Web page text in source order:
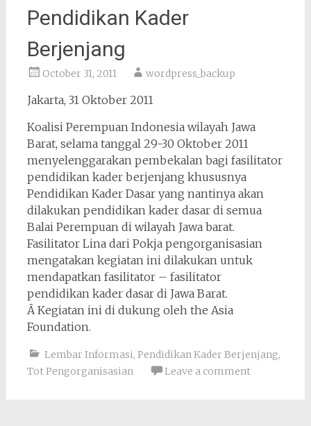
Pendidikan Kader
Berjenjang
October 31, 2011 wordpress_backup
Jakarta, 31 Oktober 2011
Koalisi Perempuan Indonesia wilayah Jawa
Barat, selama tanggal 29-30 Oktober 2011
menyelenggarakan pembekalan bagi fasilitator
pendidikan kader berjenjang khususnya
Pendidikan Kader Dasar yang nantinya akan
dilakukan pendidikan kader dasar di semua
Balai Perempuan di wilayah Jawa barat.
Fasilitator Lina dari Pokja pengorganisasian
mengatakan kegiatan ini dilakukan untuk
mendapatkan fasilitator – fasilitator
pendidikan kader dasar di Jawa Barat.
Â Kegiatan ini di dukung oleh the Asia
Foundation.
Lembar Informasi, Pendidikan Kader Berjenjang,
Tot Pengorganisasian
Leave a comment